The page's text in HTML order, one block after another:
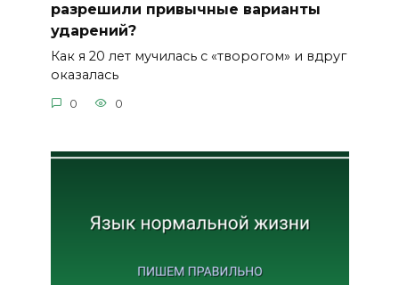
разрешили привычные варианты
ударений?
Как я 20 лет мучилась с «творогом» и вдруг
оказалась
0 0